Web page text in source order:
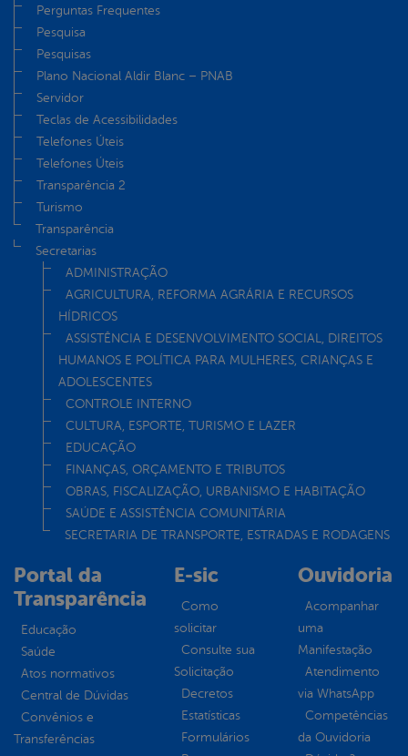
Perguntas Frequentes
Pesquisa
Pesquisas
Plano Nacional Aldir Blanc – PNAB
Servidor
Teclas de Acessibilidades
Telefones Úteis
Telefones Úteis
Transparência 2
Turismo
Transparência
Secretarias
ADMINISTRAÇÃO
AGRICULTURA, REFORMA AGRÁRIA E RECURSOS
HÍDRICOS
ASSISTÊNCIA E DESENVOLVIMENTO SOCIAL, DIREITOS
HUMANOS E POLÍTICA PARA MULHERES, CRIANÇAS E
ADOLESCENTES
CONTROLE INTERNO
CULTURA, ESPORTE, TURISMO E LAZER
EDUCAÇÃO
FINANÇAS, ORÇAMENTO E TRIBUTOS
OBRAS, FISCALIZAÇÃO, URBANISMO E HABITAÇÃO
SAÚDE E ASSISTÊNCIA COMUNITÁRIA
SECRETARIA DE TRANSPORTE, ESTRADAS E RODAGENS
Portal da
Transparência
Educação
Saúde
Atos normativos
Central de Dúvidas
Convênios e
Transferências
E-sic
Como
solicitar
Consulte sua
Solicitação
Decretos
Estatísticas
Formulários
Ouvidoria
Acompanhar
uma
Manifestação
Atendimento
via WhatsApp
Competências
da Ouvidoria